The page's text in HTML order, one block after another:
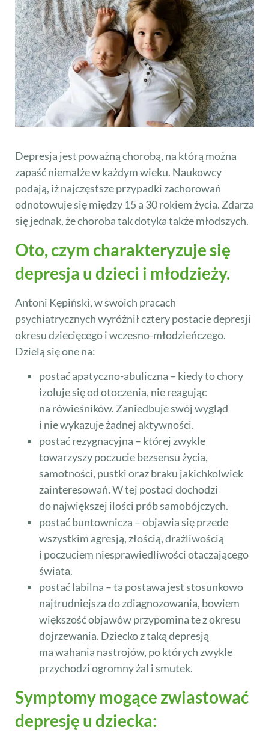
Depresja jest poważną chorobą, na którą można
zapaść niemalże w każdym wieku. Naukowcy
podają, iż najczęstsze przypadki zachorowań
odnotowuje się między 15 a 30 rokiem życia. Zdarza
się jednak, że choroba tak dotyka także młodszych.
Oto, czym charakteryzuje się
depresja u dzieci i młodzieży.
Antoni Kępiński, w swoich pracach
psychiatrycznych wyróżnił cztery postacie depresji
okresu dziecięcego i wczesno-młodzieńczego.
Dzielą się one na:
postać apatyczno-abuliczna – kiedy to chory
izoluje się od otoczenia, nie reagując
na rówieśników. Zaniedbuje swój wygląd
i nie wykazuje żadnej aktywności.
postać rezygnacyjna – której zwykle
towarzyszy poczucie bezsensu życia,
samotności, pustki oraz braku jakichkolwiek
zainteresowań. W tej postaci dochodzi
do największej ilości prób samobójczych.
postać buntownicza – objawia się przede
wszystkim agresją, złością, drażliwością
i poczuciem niesprawiedliwości otaczającego
świata.
postać labilna – ta postawa jest stosunkowo
najtrudniejsza do zdiagnozowania, bowiem
większość objawów przypomina te z okresu
dojrzewania. Dziecko z taką depresją
ma wahania nastrojów, po których zwykle
przychodzi ogromny żal i smutek.
Symptomy mogące zwiastować
depresję u dziecka: